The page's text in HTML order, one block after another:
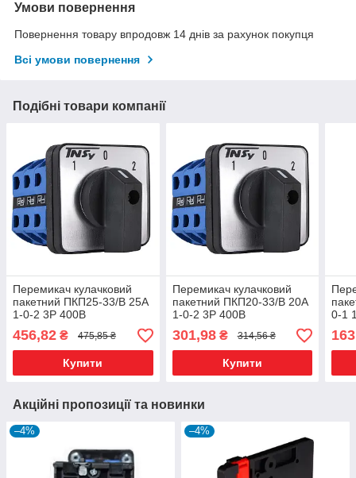
Умови повернення
Повернення товару впродовж 14 днів за рахунок покупця
Всі умови повернення
Подібні товари компанії
Перемикач кулачковий
пакетний ПКП25-33/В 25А
1-0-2 3Р 400B
трипозиційний
456,82 ₴ 475,85 ₴
Купити
Перемикач кулачковий
пакетний ПКП20-33/В 20А
1-0-2 3Р 400B
трипозиційний
301,98₴ 314,56 ₴
Купити
0-1
Акційні пропозиції та новинки
–4% –4%